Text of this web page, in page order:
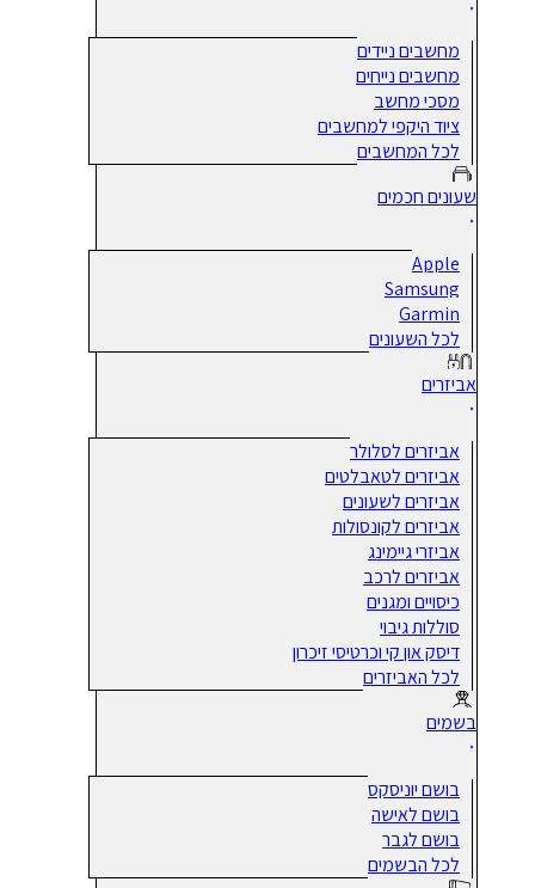
מחשבים ניידים
מחשבים נייחים
מסכי מחשב
ציוד היקפי למחשבים
לכל המחשבים
שעונים חכמים
Apple
Samsung
Garmin
לכל השעונים
אביזרים
אביזרים לסלולר
אביזרים לטאבלטים
אביזרים לשעונים
אביזרים לקונסולות
אביזרי גיימינג
אביזרים לרכב
כיסויים ומגנים
סוללות גיבוי
דיסק און קי וכרטיסי זיכרון
לכל האביזרים
בשמים
בושם יוניסקס
בושם לאישה
בושם לגבר
לכל הבשמים